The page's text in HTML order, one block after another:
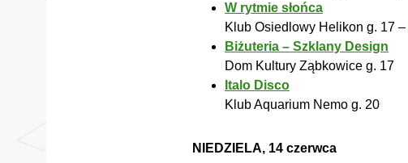
W rytmie słońca
Klub Osiedlowy Helikon g. 17 –
Biżuteria – Szklany Design
Dom Kultury Ząbkowice g. 17
Italo Disco
Klub Aquarium Nemo g. 20
NIEDZIELA, 14 czerwca